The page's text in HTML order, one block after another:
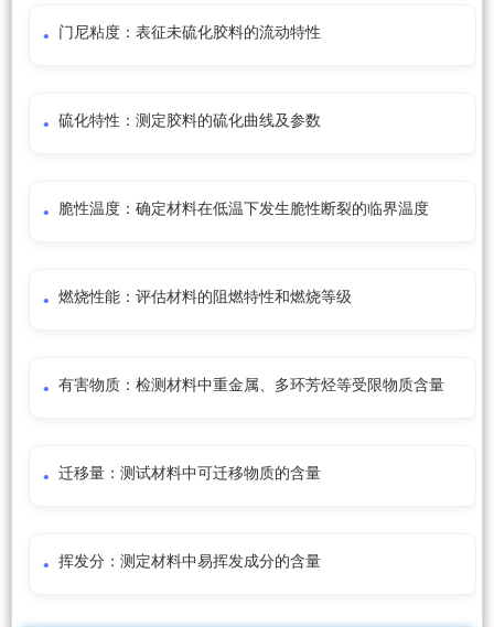
门尼粘度：表征未硫化胶料的流动特性
硫化特性：测定胶料的硫化曲线及参数
脆性温度：确定材料在低温下发生脆性断裂的临界温度
燃烧性能：评估材料的阻燃特性和燃烧等级
有害物质：检测材料中重金属、多环芳烃等受限物质含量
迁移量：测试材料中可迁移物质的含量
挥发分：测定材料中易挥发成分的含量